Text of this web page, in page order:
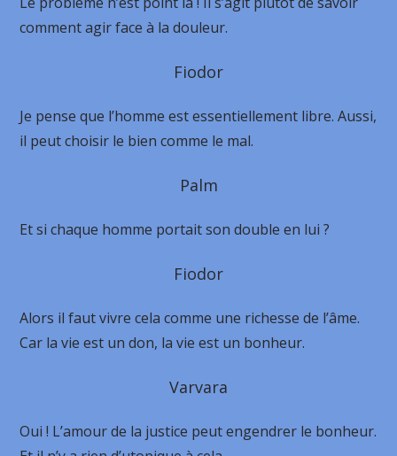
comment agir face à la douleur.
Fiodor
Je pense que l’homme est essentiellement libre. Aussi,
il peut choisir le bien comme le mal.
Palm
Et si chaque homme portait son double en lui ?
Fiodor
Alors il faut vivre cela comme une richesse de l’âme.
Car la vie est un don, la vie est un bonheur.
Varvara
Oui ! L’amour de la justice peut engendrer le bonheur.